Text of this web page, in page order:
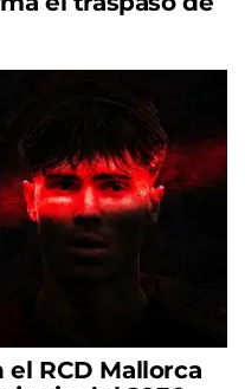
RCD Mallorca